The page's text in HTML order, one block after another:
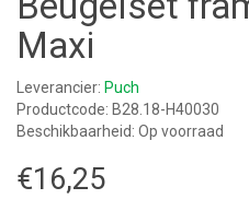
Maxi
Leverancier: Puch
Productcode: B28.18-H40030
Beschikbaarheid: Op voorraad
€16,25